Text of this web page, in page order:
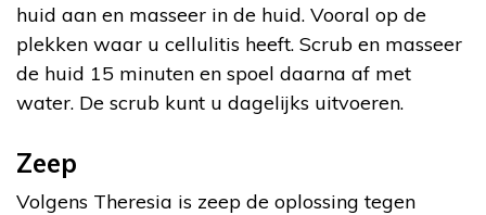
huid aan en masseer in de huid. Vooral op de
plekken waar u cellulitis heeft. Scrub en masseer
de huid 15 minuten en spoel daarna af met
water. De scrub kunt u dagelijks uitvoeren.
Zeep
Volgens Theresia is zeep de oplossing tegen